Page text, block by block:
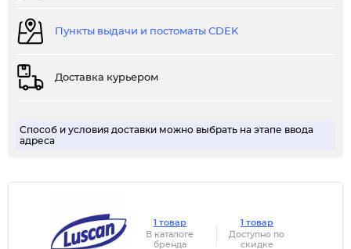
Пункты выдачи и постоматы CDEK
Доставка курьером
Способ и условия доставки можно выбрать на этапе ввода
адреса
1 товар
В каталоге
бренда
1 товар
Доступно по
скидке